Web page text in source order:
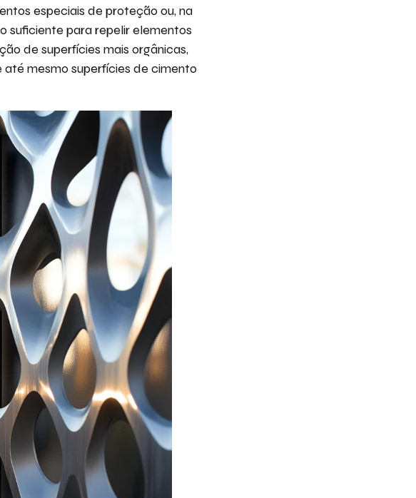
especiais de proteção ou, na
suficiente para repelir elementos
de superfícies mais orgânicas,
até mesmo superfícies de cimento